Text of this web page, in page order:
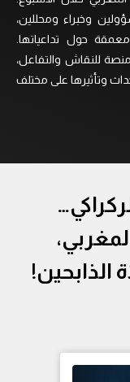
وخبراء ومحللين،
حول تداعياتها.
للنقاش والتفاعل،
وتأثيرها على مختلف
الذابحين!